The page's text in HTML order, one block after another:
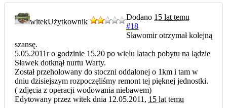
witekUżytkownik Dodano 15 lat temu
#18
Sławomir otrzymał kolejną
szansę.
5.05.2011r o godzinie 15.20 po wielu latach pobytu na lądzie
Sławek dotknął nurtu Warty.
Został przeholowany do stoczni oddalonej o 1km i tam w
dniu dzisiejszym rozpoczęliśmy remont tej pięknej jednostki.
( zdjęcia z operacji wodowania niebawem)
Edytowany przez witek dnia 12.05.2011, 15 lat temu